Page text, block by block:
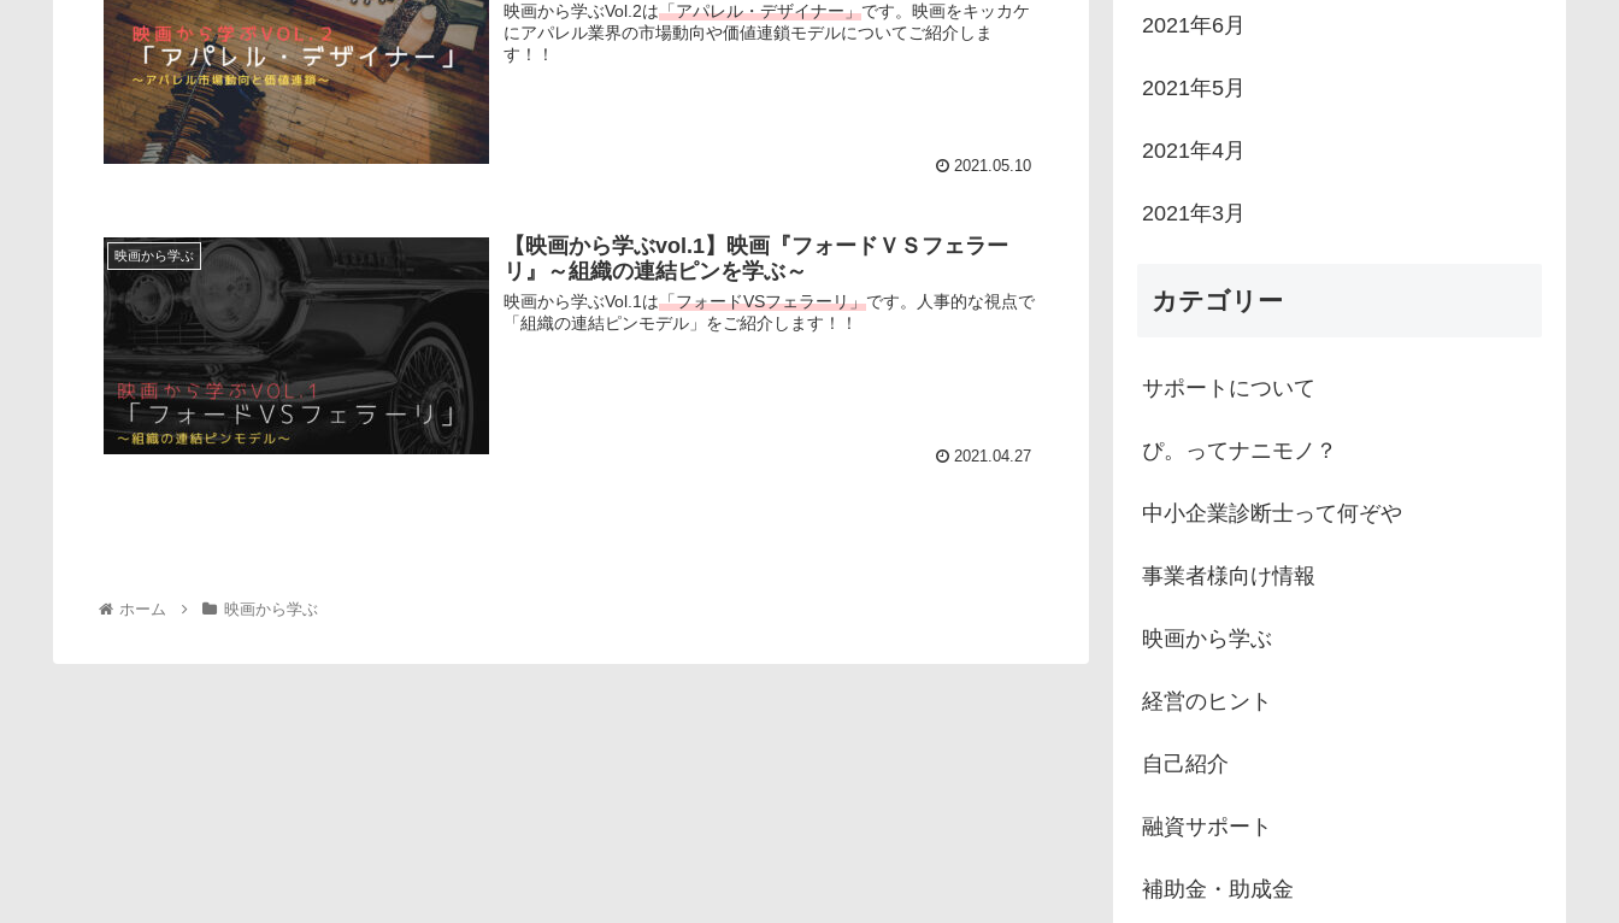
映画から学ぶVol.2は「アパレル・デザイナー」です。映画をキッカケ
にアパレル業界の市場動向や価値連鎖モデルについてご紹介しま
す！！
2021.05.10
映画から学ぶ
【映画から学ぶvol.1】映画『フォードＶＳフェラー
リ』～組織の連結ピンを学ぶ～
映画から学ぶVol.1は「フォードVSフェラーリ」です。人事的な視点で
「組織の連結ピンモデル」をご紹介します！！
2021.04.27
ホーム 映画から学ぶ
2021年6月
2021年5月
2021年4月
2021年3月
カテゴリー
サポートについて
ぴ。ってナニモノ？
中小企業診断士って何ぞや
事業者様向け情報
映画から学ぶ
経営のヒント
自己紹介
融資サポート
補助金・助成金